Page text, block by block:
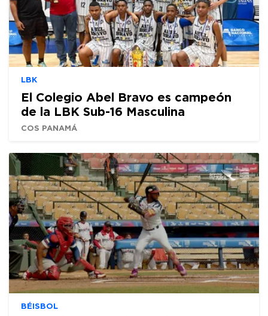
LBK
El Colegio Abel Bravo es campeón
de la LBK Sub-16 Masculina
COS PANAMÁ
BÉISBOL